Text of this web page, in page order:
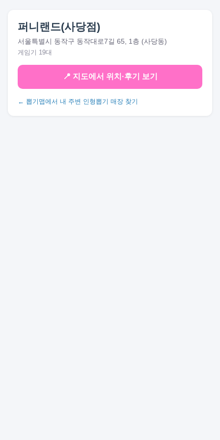
퍼니랜드(사당점)
서울특별시 동작구 동작대로7길 65, 1층 (사당동)
게임기 19대
📍 지도에서 위치·후기 보기
← 뽑기맵에서 내 주변 인형뽑기 매장 찾기